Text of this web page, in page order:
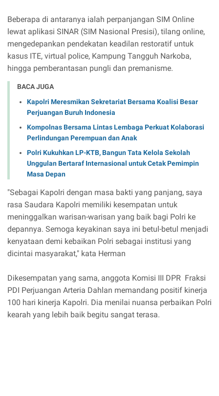
Beberapa di antaranya ialah perpanjangan SIM Online
lewat aplikasi SINAR (SIM Nasional Presisi), tilang online,
mengedepankan pendekatan keadilan restoratif untuk
kasus ITE, virtual police, Kampung Tangguh Narkoba,
hingga pemberantasan pungli dan premanisme.
BACA JUGA
Kapolri Meresmikan Sekretariat Bersama Koalisi Besar
Perjuangan Buruh Indonesia
Kompolnas Bersama Lintas Lembaga Perkuat Kolaborasi
Perlindungan Perempuan dan Anak
Polri Kukuhkan LP-KTB, Bangun Tata Kelola Sekolah
Unggulan Bertaraf Internasional untuk Cetak Pemimpin
Masa Depan
"Sebagai Kapolri dengan masa bakti yang panjang, saya
rasa Saudara Kapolri memiliki kesempatan untuk
meninggalkan warisan-warisan yang baik bagi Polri ke
depannya. Semoga keyakinan saya ini betul-betul menjadi
kenyataan demi kebaikan Polri sebagai institusi yang
dicintai masyarakat," kata Herman
Dikesempatan yang sama, anggota Komisi III DPR Fraksi
PDI Perjuangan Arteria Dahlan memandang positif kinerja
100 hari kinerja Kapolri. Dia menilai nuansa perbaikan Polri
kearah yang lebih baik begitu sangat terasa.